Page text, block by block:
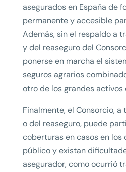
asegurados en España de
permanente y accesible
Además, sin el respaldo a
y del reaseguro del
ponerse en marcha el
seguros agrarios
otro de los grandes activos
Finalmente, el Consorcio,
o del reaseguro, puede
coberturas en casos en
público y existan
asegurador, como ocurrió